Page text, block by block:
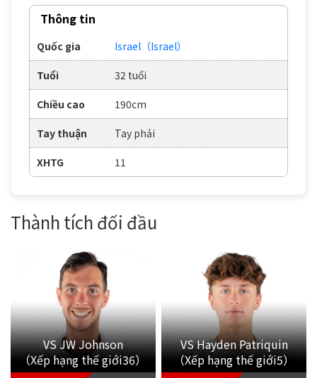
Thông tin
Quốc gia Israel（Israel）
Tuổi 32 tuổi
Chiều cao 190cm
Tay thuận Tay phải
XHTG 11
Thành tích đối đầu
VS JW Johnson
（Xếp hạng thế giới36）
VS Hayden Patriquin
（Xếp hạng thế giới5）